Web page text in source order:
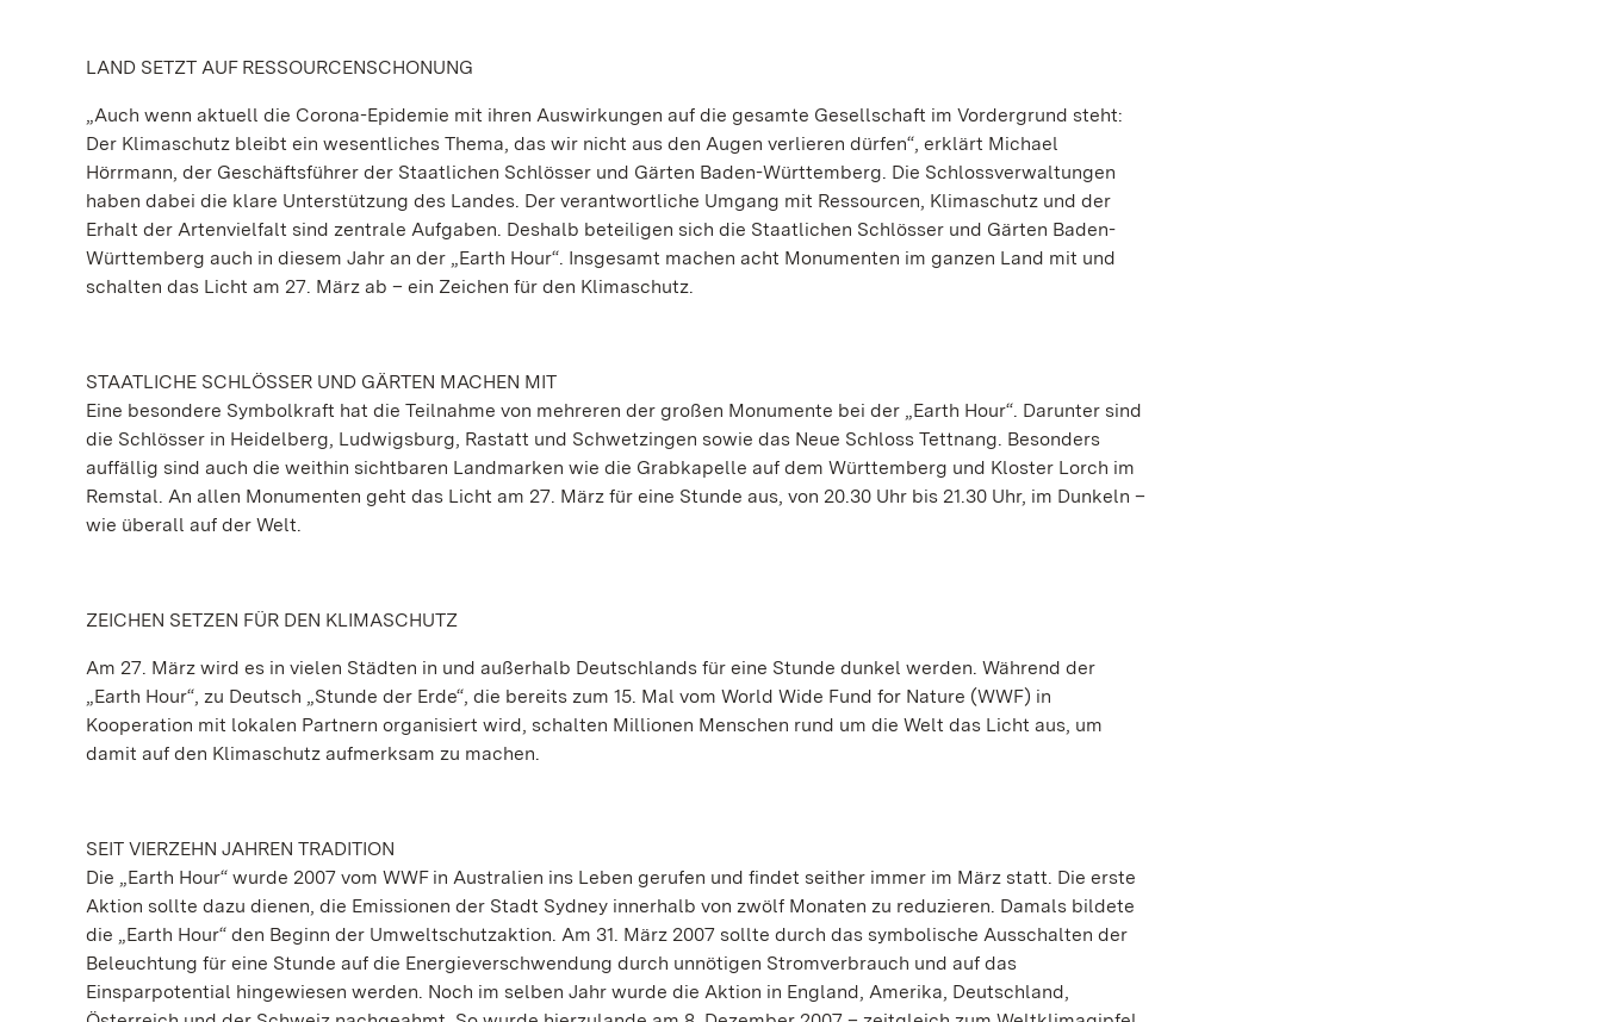
LAND SETZT AUF RESSOURCENSCHONUNG
„Auch wenn aktuell die Corona-Epidemie mit ihren Auswirkungen auf die gesamte Gesellschaft im Vordergrund steht:
Der Klimaschutz bleibt ein wesentliches Thema, das wir nicht aus den Augen verlieren dürfen“, erklärt Michael
Hörrmann, der Geschäftsführer der Staatlichen Schlösser und Gärten Baden-Württemberg. Die Schlossverwaltungen
haben dabei die klare Unterstützung des Landes. Der verantwortliche Umgang mit Ressourcen, Klimaschutz und der
Erhalt der Artenvielfalt sind zentrale Aufgaben. Deshalb beteiligen sich die Staatlichen Schlösser und Gärten Baden-
Württemberg auch in diesem Jahr an der „Earth Hour“. Insgesamt machen acht Monumenten im ganzen Land mit und
schalten das Licht am 27. März ab – ein Zeichen für den Klimaschutz.
STAATLICHE SCHLÖSSER UND GÄRTEN MACHEN MIT
Eine besondere Symbolkraft hat die Teilnahme von mehreren der großen Monumente bei der „Earth Hour“. Darunter sind
die Schlösser in Heidelberg, Ludwigsburg, Rastatt und Schwetzingen sowie das Neue Schloss Tettnang. Besonders
auffällig sind auch die weithin sichtbaren Landmarken wie die Grabkapelle auf dem Württemberg und Kloster Lorch im
Remstal. An allen Monumenten geht das Licht am 27. März für eine Stunde aus, von 20.30 Uhr bis 21.30 Uhr, im Dunkeln –
wie überall auf der Welt.
ZEICHEN SETZEN FÜR DEN KLIMASCHUTZ
Am 27. März wird es in vielen Städten in und außerhalb Deutschlands für eine Stunde dunkel werden. Während der
„Earth Hour“, zu Deutsch „Stunde der Erde“, die bereits zum 15. Mal vom World Wide Fund for Nature (WWF) in
Kooperation mit lokalen Partnern organisiert wird, schalten Millionen Menschen rund um die Welt das Licht aus, um
damit auf den Klimaschutz aufmerksam zu machen.
SEIT VIERZEHN JAHREN TRADITION
Die „Earth Hour“ wurde 2007 vom WWF in Australien ins Leben gerufen und findet seither immer im März statt. Die erste
Aktion sollte dazu dienen, die Emissionen der Stadt Sydney innerhalb von zwölf Monaten zu reduzieren. Damals bildete
die „Earth Hour“ den Beginn der Umweltschutzaktion. Am 31. März 2007 sollte durch das symbolische Ausschalten der
Beleuchtung für eine Stunde auf die Energieverschwendung durch unnötigen Stromverbrauch und auf das
Einsparpotential hingewiesen werden. Noch im selben Jahr wurde die Aktion in England, Amerika, Deutschland,